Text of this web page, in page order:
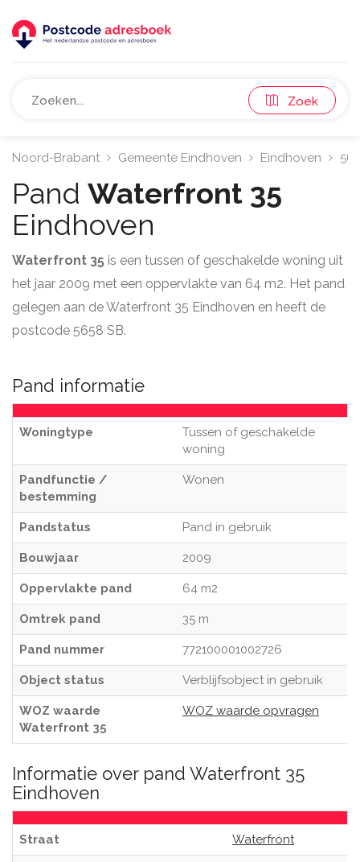
Zoek
Noord-Brabant Gemeente Eindhoven Eindhoven
Pand Waterfront 35
Eindhoven
Waterfront 35 is een tussen of geschakelde woning uit
het jaar 2009 met een oppervlakte van 64 m2. Het pand
gelegen aan de Waterfront 35 Eindhoven en heeft de
postcode 5658 SB.
Pand informatie
Woningtype
Tussen of geschakelde
woning
Pandfunctie /
bestemming
Wonen
Pandstatus Pand in gebruik
Bouwjaar 2009
Oppervlakte pand 64 m2
Omtrek pand 35 m
Pand nummer 772100001002726
Object status Verblijfsobject in gebruik
WOZ waarde
Waterfront 35
WOZ waarde opvragen
Informatie over pand Waterfront 35
Eindhoven
Straat Waterfront